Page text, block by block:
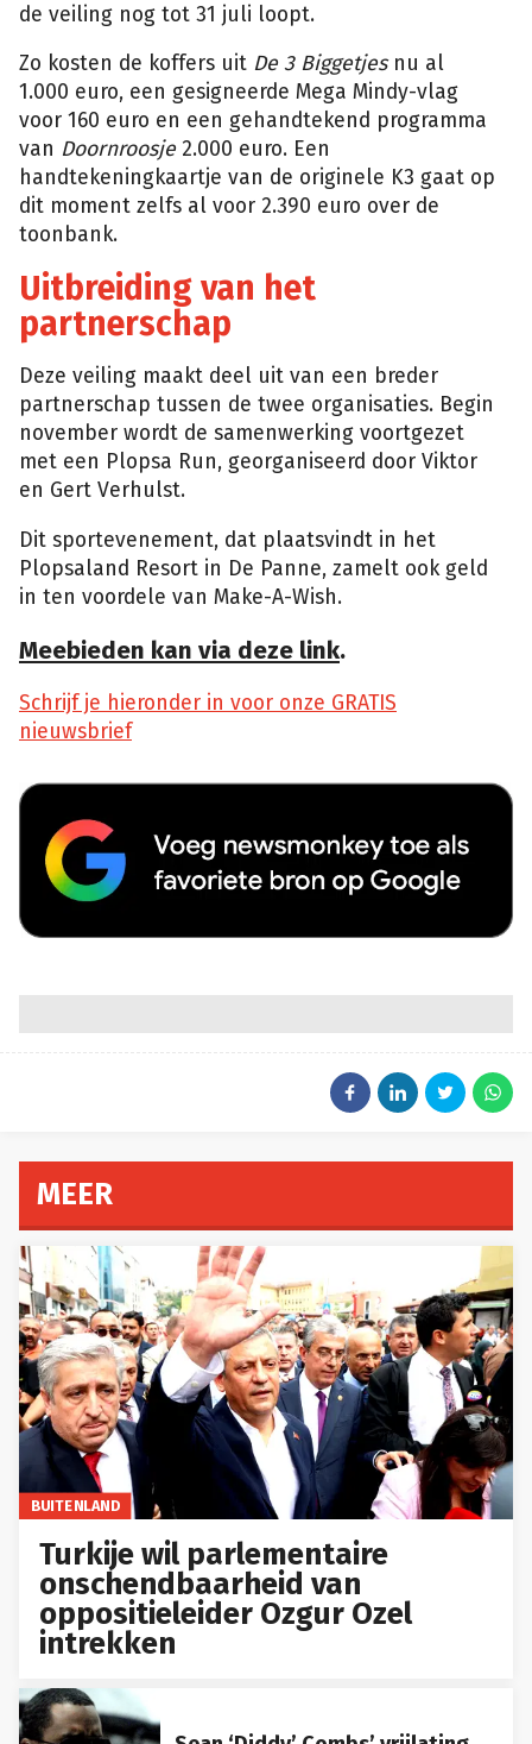
de veiling nog tot 31 juli loopt.
Zo kosten de koffers uit De 3 Biggetjesnu al
1.000 euro, een gesigneerde Mega Mindy-vlag
voor 160 euro en een gehandtekend programma
van Doornroosje2.000 euro. Een
handtekeningkaartje van de originele K3 gaat op
dit moment zelfs al voor 2.390 euro over de
toonbank.
Uitbreiding van het
partnerschap
Deze veiling maakt deel uit van een breder
partnerschap tussen de twee organisaties. Begin
november wordt de samenwerking voortgezet
met een Plopsa Run, georganiseerd door Viktor
en Gert Verhulst.
Dit sportevenement, dat plaatsvindt in het
Plopsaland Resort in De Panne, zamelt ook geld
in ten voordele van Make-A-Wish.
Meebieden kan via deze link.
Schrijf je hieronder in voor onze GRATIS
nieuwsbrief
MEER
BUITENLAND
Turkije wil parlementaire
onschendbaarheid van
oppositieleider Ozgur Ozel
intrekken